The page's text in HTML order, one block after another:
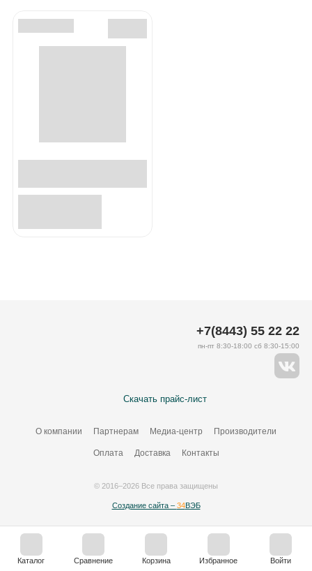
Скачать прайс-лист
О компании Партнерам Медиа-центр Производители
Оплата Доставка Контакты
+7(8443) 55 22 22
пн-пт 8:30-18:00 сб 8:30-15:00
© 2016–2026 Все права защищены
Создание сайта – 34ВЭБ
Каталог Сравнение Корзина Избранное Войти